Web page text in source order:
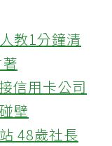
教1分鐘清
信用卡公司
壁
48歲社長